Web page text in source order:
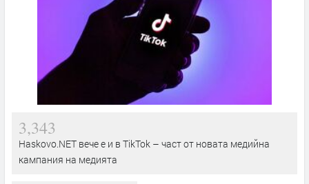
3,343
Haskovo.NET вече е и в TikTok – част от новата медийна
кампания на медията